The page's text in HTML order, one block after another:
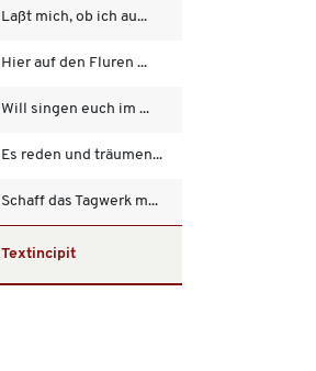
Laßt mich, ob ich au...
Hier auf den Fluren ...
Will singen euch im ...
Es reden und träumen...
Schaff das Tagwerk m...
Textincipit